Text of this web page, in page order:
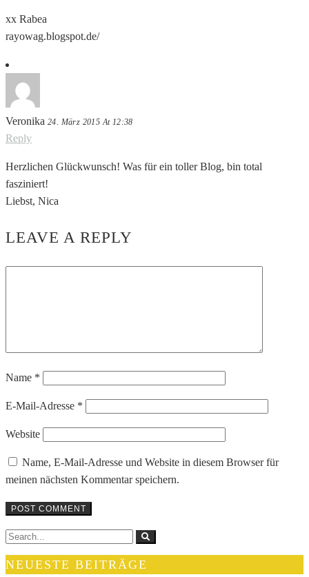
xx Rabea
rayowag.blogspot.de/
Veronika 24. März 2015 At 12:38
Reply
Herzlichen Glückwunsch! Was für ein toller Blog, bin total
fasziniert!
Liebst, Nica
LEAVE A REPLY
Name *
E-Mail-Adresse *
Website
Name, E-Mail-Adresse und Website in diesem Browser für
meinen nächsten Kommentar speichern.
NEUESTE BEITRÄGE